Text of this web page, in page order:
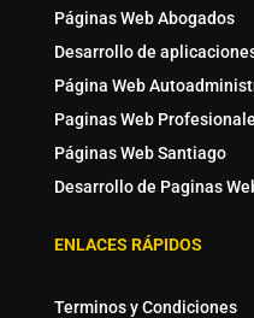
Páginas Web Abogados
Desarrollo de
Página Web
Paginas Web
Páginas Web Santiago
Desarrollo de Paginas
ENLACES RÁPIDOS
Terminos y Condiciones